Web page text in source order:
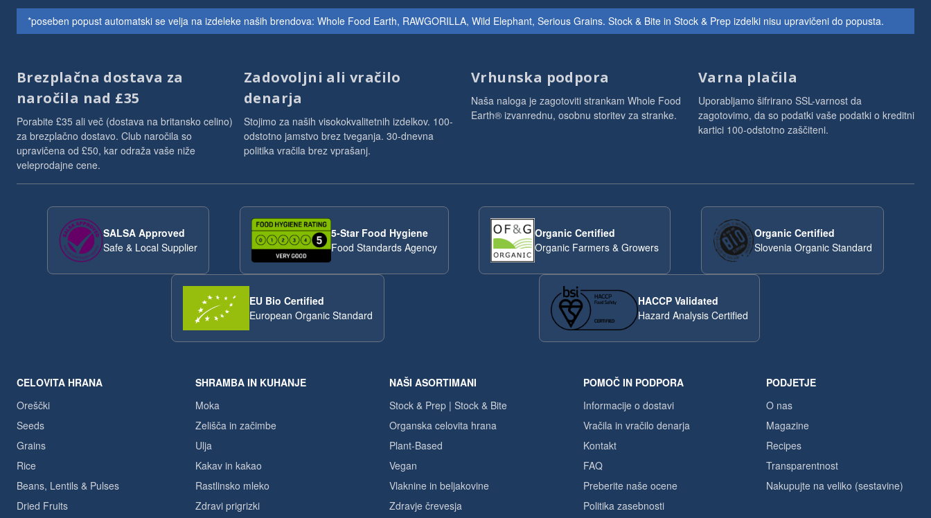
*poseben popust automatski se velja na izdeleke naših brendova: Whole Food Earth, RAWGORILLA, Wild Elephant, Serious Grains. Stock & Bite in Stock & Prep izdelki nisu upravičeni do popusta.
Brezplačna dostava za
naročila nad £35
Porabite £35 ali več (dostava na britansko celino)
za brezplačno dostavo. Club naročila so
upravičena od £50, kar odraža vaše niže
veleprodajne cene.
Zadovoljni ali vračilo
denarja
Stojimo za naših visokokvalitetnih izdelkov. 100-
odstotno jamstvo brez tveganja. 30-dnevna
politika vračila brez vprašanj.
Vrhunska podpora
Naša naloga je zagotoviti strankam Whole Food
Earth® izvanrednu, osobnu storitev za stranke.
Varna plačila
Uporabljamo šifrirano SSL-varnost da
zagotovimo, da so podatki vaše podatki o kreditni
kartici 100-odstotno zaščiteni.
SALSA Approved
Safe & Local Supplier
5-Star Food Hygiene
Food Standards Agency
Organic Certified
Organic Farmers & Growers
Organic Certified
Slovenia Organic Standard
EU Bio Certified
European Organic Standard
HACCP Validated
Hazard Analysis Certified
CELOVITA HRANA
Oreščki
Seeds
Grains
Rice
Beans, Lentils & Pulses
Dried Fruits
SHRAMBA IN KUHANJE
Moka
Zelišča in začimbe
Ulja
Kakav in kakao
Rastlinsko mleko
Zdravi prigrizki
NAŠI ASORTIMANI
Stock & Prep | Stock & Bite
Organska celovita hrana
Plant-Based
Vegan
Vlaknine in beljakovine
Zdravje črevesja
POMOČ IN PODPORA
Informacije o dostavi
Vračila in vračilo denarja
Kontakt
FAQ
Preberite naše ocene
Politika zasebnosti
PODJETJE
O nas
Magazine
Recipes
Transparentnost
Nakupujte na veliko (sestavine)